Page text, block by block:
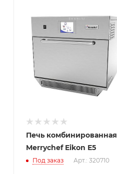
Печь комбинированная
Merrychef Eikon E5
Под заказ Арт.: 320710